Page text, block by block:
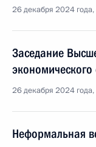
26 декабря 2024
Заседание
экономического
26 декабря 2024
Неформальная